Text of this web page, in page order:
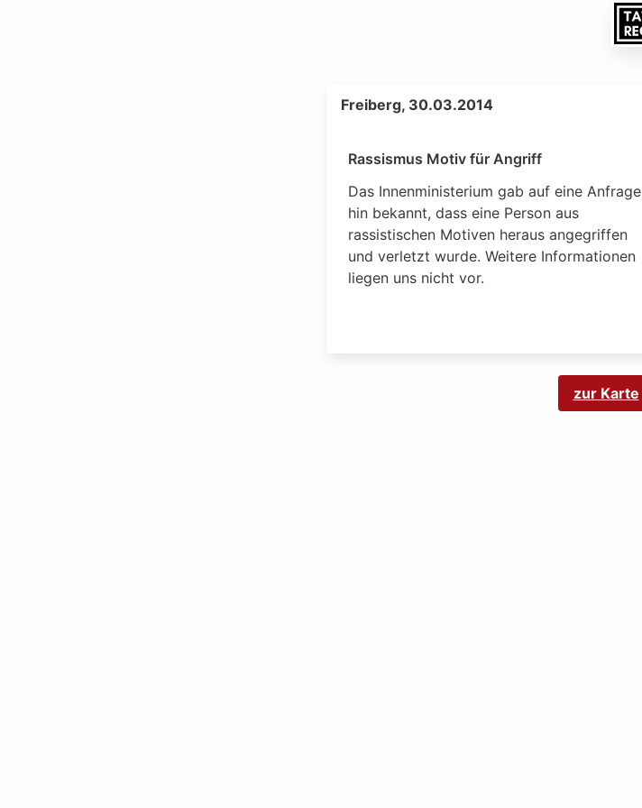
Freiberg, 30.03.2014
Rassismus Motiv für Angriff
Das Innenministerium gab auf eine Anfrage
hin bekannt, dass eine Person aus
rassistischen Motiven heraus angegriffen
und verletzt wurde. Weitere Informationen
liegen uns nicht vor.
zur Karte